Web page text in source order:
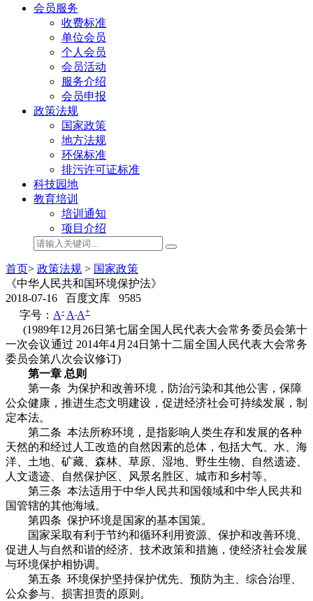
会员服务
收费标准
单位会员
个人会员
会员活动
服务介绍
会员申报
政策法规
国家政策
地方法规
环保标准
排污许可证标准
科技园地
教育培训
培训通知
项目介绍
首页> 政策法规 > 国家政策
《中华人民共和国环境保护法》
2018-07-16 百度文库 9585
字号： A- A A+
(1989年12月26日第七届全国人民代表大会常务委员会第十
一次会议通过 2014年4月24日第十二届全国人民代表大会常务
委员会第八次会议修订)
第一章 总则
第一条 为保护和改善环境，防治污染和其他公害，保障
公众健康，推进生态文明建设，促进经济社会可持续发展，制
定本法。
第二条 本法所称环境，是指影响人类生存和发展的各种
天然的和经过人工改造的自然因素的总体，包括大气、水、海
洋、土地、矿藏、森林、草原、湿地、野生生物、自然遗迹、
人文遗迹、自然保护区、风景名胜区、城市和乡村等。
第三条 本法适用于中华人民共和国领域和中华人民共和
国管辖的其他海域。
第四条 保护环境是国家的基本国策。
国家采取有利于节约和循环利用资源、保护和改善环境、
促进人与自然和谐的经济、技术政策和措施，使经济社会发展
与环境保护相协调。
第五条 环境保护坚持保护优先、预防为主、综合治理、
公众参与、损害担责的原则。